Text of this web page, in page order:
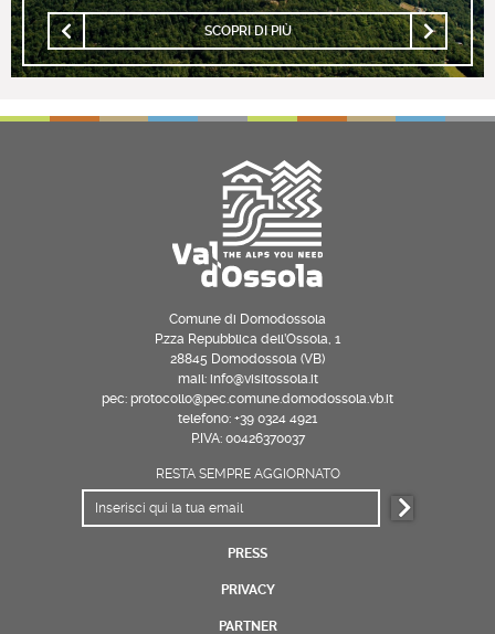
SCOPRI DI PIÙ
Comune di Domodossola
P.zza Repubblica dell’Ossola, 1
28845 Domodossola (VB)
mail: info@visitossola.it
pec: protocollo@pec.comune.domodossola.vb.it
telefono: +39 0324 4921
P.IVA: 00426370037
RESTA SEMPRE AGGIORNATO
PRESS
PRIVACY
PARTNER